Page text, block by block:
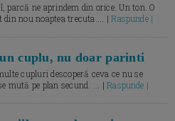
parcă ne aprindem din orice. Un ton. O
din nou noaptea trecuta.... |Raspunde |
cuplu, nu doar parinti
cupluri descoperă ceva ce nu se
mută pe plan secund. ... |Raspunde |